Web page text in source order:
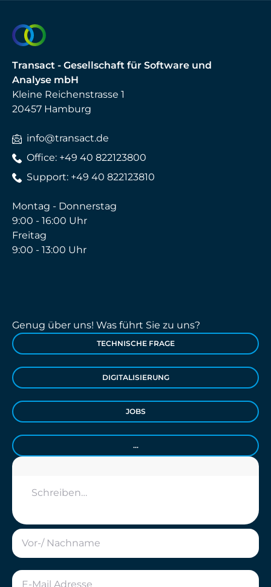
Transact - Gesellschaft für Software und
Analyse mbH
Kleine Reichenstrasse 1
20457 Hamburg
info@transact.de
Office: +49 40 822123800
Support: +49 40 822123810
Montag - Donnerstag
9:00 - 16:00 Uhr
Freitag
9:00 - 13:00 Uhr
Genug über uns! Was führt Sie zu uns?
TECHNISCHE FRAGE
DIGITALISIERUNG
JOBS
...